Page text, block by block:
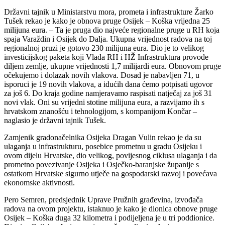
Državni tajnik u Ministarstvu mora, prometa i infrastrukture Žarko
Tušek rekao je kako je obnova pruge Osijek – Koška vrijedna 25
milijuna eura. – Ta je pruga dio najveće regionalne pruge u RH koja
spaja Varaždin i Osijek do Dalja. Ukupna vrijednost radova na toj
regionalnoj pruzi je gotovo 230 milijuna eura. Dio je to velikog
investicijskog paketa koji Vlada RH i HŽ Infrastruktura provode
diljem zemlje, ukupne vrijednosti 1,7 milijardi eura. Obnovom pruge
očekujemo i dolazak novih vlakova. Dosad je nabavljen 71, u
isporuci je 19 novih vlakova, a idućih dana ćemo potpisati ugovor
za još 6. Do kraja godine namjeravamo raspisati natječaj za još 31
novi vlak. Oni su vrijedni stotine milijuna eura, a razvijamo ih s
hrvatskom znanošću i tehnologijom, s kompanijom Končar –
naglasio je državni tajnik Tušek.
Zamjenik gradonačelnika Osijeka Dragan Vulin rekao je da su
ulaganja u infrastrukturu, posebice prometnu u gradu Osijeku i
ovom dijelu Hrvatske, dio velikog, povijesnog ciklusa ulaganja i da
prometno povezivanje Osijeka i Osječko-baranjske županije s
ostatkom Hrvatske sigurno utječe na gospodarski razvoj i povećava
ekonomske aktivnosti.
Pero Semren, predsjednik Uprave Pružnih građevina, izvođača
radova na ovom projektu, istaknuo je kako je dionica obnove pruge
Osijek – Koška duga 32 kilometra i podijeljena je u tri poddionice.